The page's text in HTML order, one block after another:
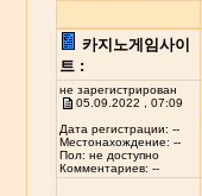
카지노게임사이
트 :
не зарегистрирован
05.09.2022 , 07:09
Дата регистрации: --
Местонахождение: --
Пол: не доступно
Комментариев: --